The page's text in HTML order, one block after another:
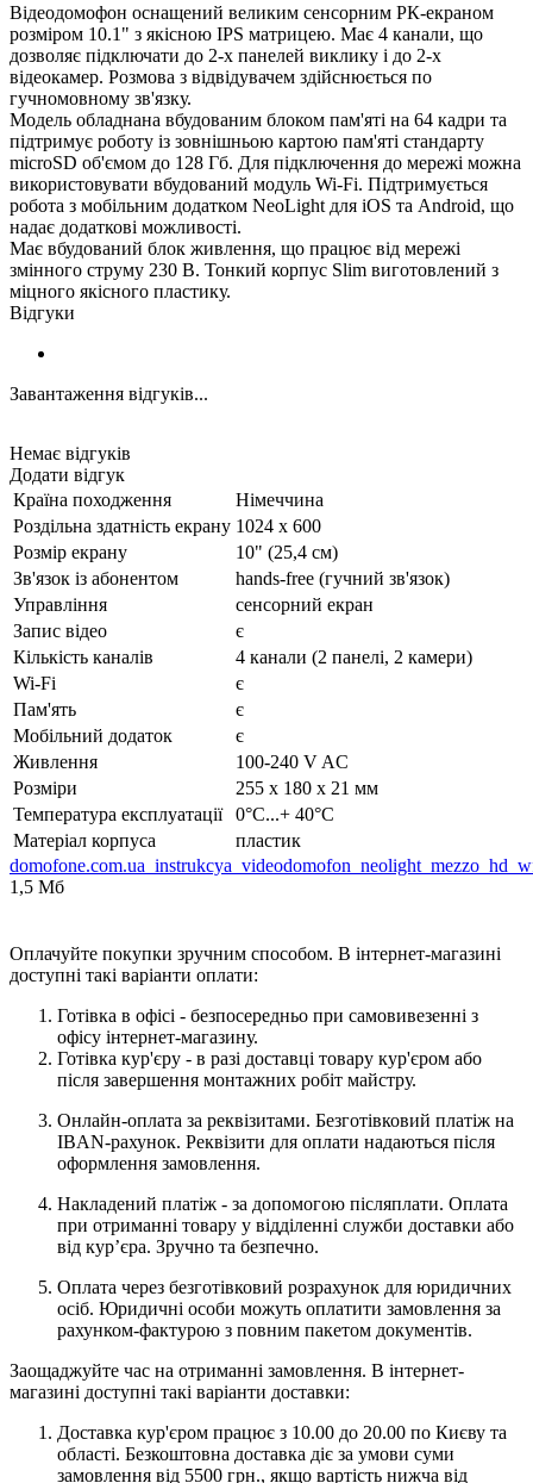
Відеодомофон оснащений великим сенсорним РК-екраном
розміром 10.1" з якісною IPS матрицею. Має 4 канали, що
дозволяє підключати до 2-х панелей виклику і до 2-х
відеокамер. Розмова з відвідувачем здійснюється по
гучномовному зв'язку.
Модель обладнана вбудованим блоком пам'яті на 64 кадри та
підтримує роботу із зовнішньою картою пам'яті стандарту
microSD об'ємом до 128 Гб. Для підключення до мережі можна
використовувати вбудований модуль Wi-Fi. Підтримується
робота з мобільним додатком NeoLight для iOS та Android, що
надає додаткові можливості.
Має вбудований блок живлення, що працює від мережі
змінного струму 230 В. Тонкий корпус Slim виготовлений з
міцного якісного пластику.
Відгуки
Завантаження відгуків...
Немає відгуків
Додати відгук
Країна походження
Німеччина
Роздільна здатність екрану 1024 x 600
Розмір екрану
10" (25,4 см)
Зв'язок із абонентом
hands-free (гучний зв'язок)
Управління
сенсорний екран
Запис відео
є
Кількість каналів
4 канали (2 панелі, 2 камери)
Wi-Fi
є
Пам'ять
є
Мобільний додаток
є
Живлення
100-240 V AC
Розміри
255 х 180 х 21 мм
Температура експлуатації
0°C...+ 40°C
Матеріал корпуса
пластик
1,5 Мб
Оплачуйте покупки зручним способом. В інтернет-магазині
доступні такі варіанти оплати:
Готівка в офісі - безпосередньо при самовивезенні з
офісу інтернет-магазину.
Готівка кур'єру - в разі доставці товару кур'єром або
після завершення монтажних робіт майстру.
Онлайн-оплата за реквізитами. Безготівковий платіж на
IBAN-рахунок. Реквізити для оплати надаються після
оформлення замовлення.
Накладений платіж - за допомогою післяплати. Оплата
при отриманні товару у відділенні служби доставки або
від кур’єра. Зручно та безпечно.
Оплата через безготівковий розрахунок для юридичних
осіб. Юридичні особи можуть оплатити замовлення за
рахунком-фактурою з повним пакетом документів.
Заощаджуйте час на отриманні замовлення. В інтернет-
магазині доступні такі варіанти доставки:
Доставка кур'єром працює з 10.00 до 20.00 по Києву та
області. Безкоштовна доставка діє за умови суми
замовлення від 5500 грн., якщо вартість нижча від